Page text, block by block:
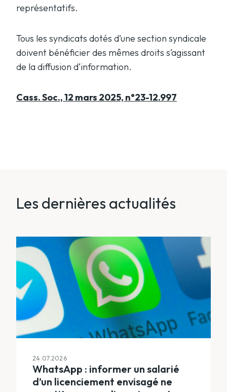
représentatifs.
Tous les syndicats dotés d’une section syndicale
doivent bénéficier des mêmes droits s’agissant
de la diffusion d’information.
Cass. Soc., 12 mars 2025, n°23-12.997
Les dernières actualités
24.07.2026
WhatsApp : informer un salarié
d’un licenciement envisagé ne